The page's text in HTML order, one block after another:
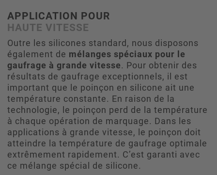
APPLICATION POUR
HAUTE VITESSE
Outre les silicones standard, nous disposons
également de mélanges spéciaux pour le
gaufrage à grande vitesse. Pour obtenir des
résultats de gaufrage exceptionnels, il est
important que le poinçon en silicone ait une
température constante. En raison de la
technologie, le poinçon perd de la température
à chaque opération de marquage. Dans les
applications à grande vitesse, le poinçon doit
atteindre la température de gaufrage optimale
extrêmement rapidement. C’est garanti avec
ce mélange spécial de silicone.